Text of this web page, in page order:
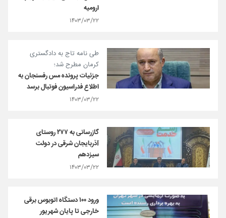
ارومیه
۱۴۰۳/۰۳/۲۲
طی نامه تاج به دادگستری
کرمان مطرح شد؛
جزئیات پرونده مس رفسنجان به
اطلاع فدراسیون فوتبال برسد
۱۴۰۳/۰۳/۲۲
گازرسانی به ۲۷۷ روستای
آذربایجان شرقی در دولت
سیزدهم
۱۴۰۳/۰۳/۲۲
ورود ۱۰۰ دستگاه اتوبوس برقی
خارجی تا پایان شهریور